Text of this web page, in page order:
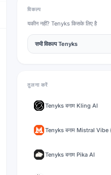
विकल्प
यकीन नहीं? Tenyks किसके लिए है
सभी विकल्प Tenyks
तुलना करें
Tenyks बनाम Kling AI
Tenyks बनाम Mistral Vibe
Tenyks बनाम Pika AI